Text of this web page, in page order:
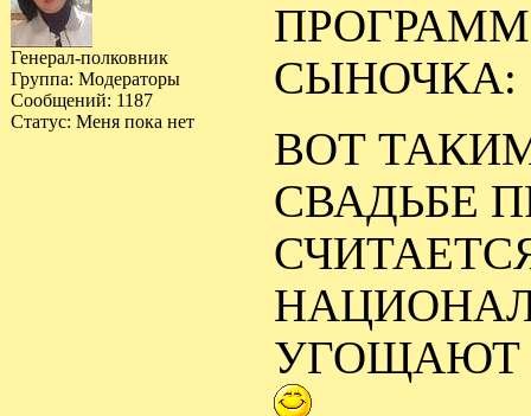
Генерал-полковник
Группа: Модераторы
Сообщений: 1187
Статус: Меня пока нет
СЫНОЧКА:
ВОТ
СВАДЬБЕ
УГОЩАЮТ